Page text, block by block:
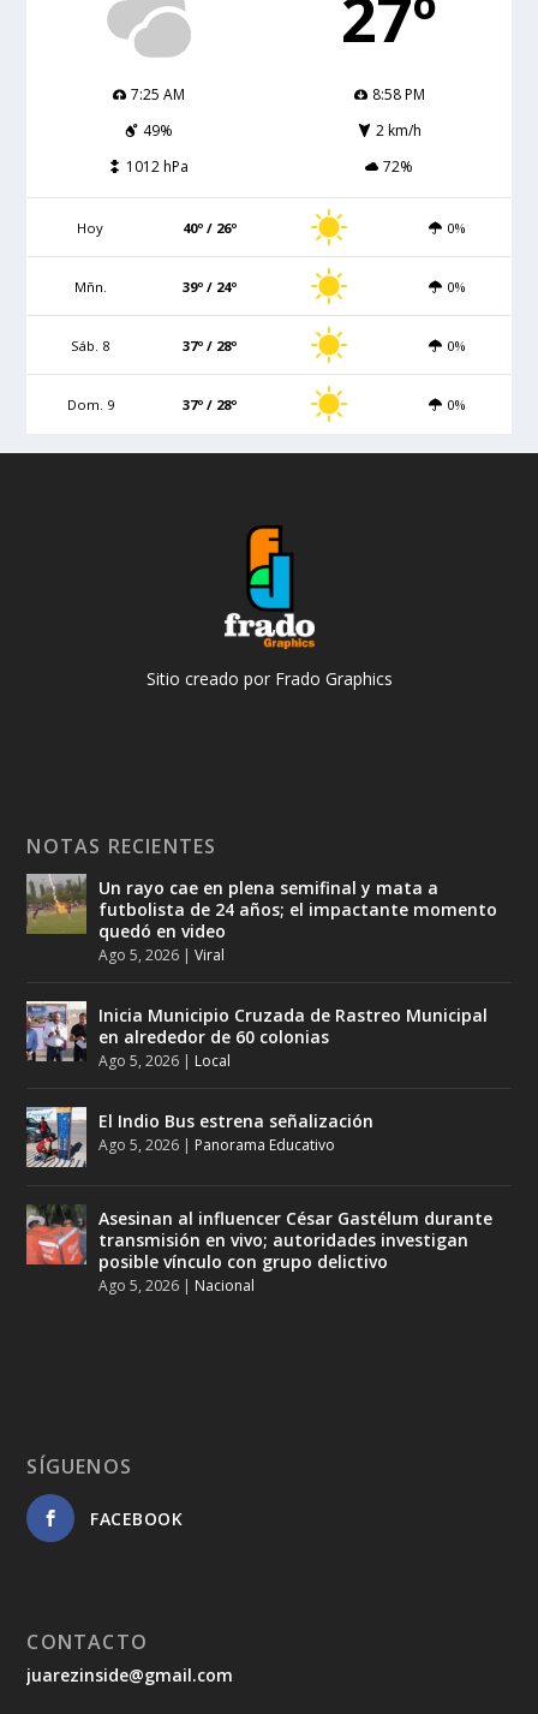
27º
7:25 AM
8:58 PM
49%
2 km/h
1012 hPa
72%
Hoy 40º / 26º 0%
Mñn. 39º / 24º 0%
Sáb. 8 37º / 28º 0%
Dom. 9 37º / 28º 0%
Sitio creado por Frado Graphics
NOTAS RECIENTES
Un rayo cae en plena semifinal y mata a
futbolista de 24 años; el impactante momento
quedó en video
Ago 5, 2026 |Viral
Inicia Municipio Cruzada de Rastreo Municipal
en alrededor de 60 colonias
Ago 5, 2026 | Local
El Indio Bus estrena señalización
Ago 5, 2026 | Panorama Educativo
Asesinan al influencer César Gastélum durante
transmisión en vivo; autoridades investigan
posible vínculo con grupo delictivo
Ago 5, 2026 | Nacional
SÍGUENOS
FACEBOOK
CONTACTO
juarezinside@gmail.com